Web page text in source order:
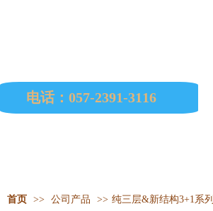
电话：057-2391-3116
首页 >> 公司产品 >> 纯三层&新结构3+1系列